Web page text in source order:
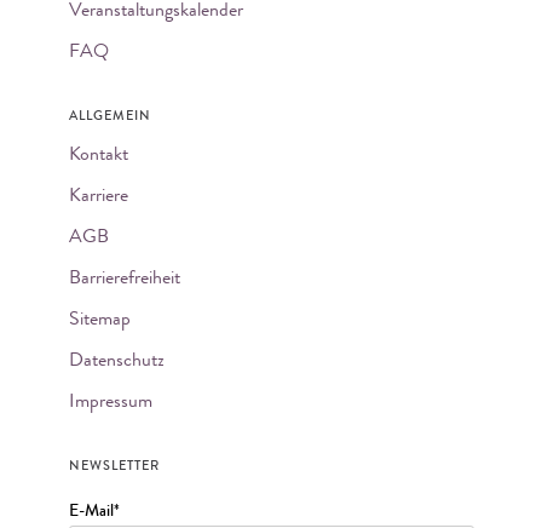
Veranstaltungskalender
FAQ
ALLGEMEIN
Kontakt
Karriere
AGB
Barrierefreiheit
Sitemap
Datenschutz
Impressum
NEWSLETTER
E-Mail*